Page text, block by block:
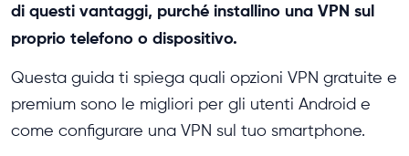
di questi vantaggi, purché installino una VPN sul
proprio telefono o dispositivo.
Questa guida ti spiega quali opzioni VPN gratuite e
premium sono le migliori per gli utenti Android e
come configurare una VPN sul tuo smartphone.